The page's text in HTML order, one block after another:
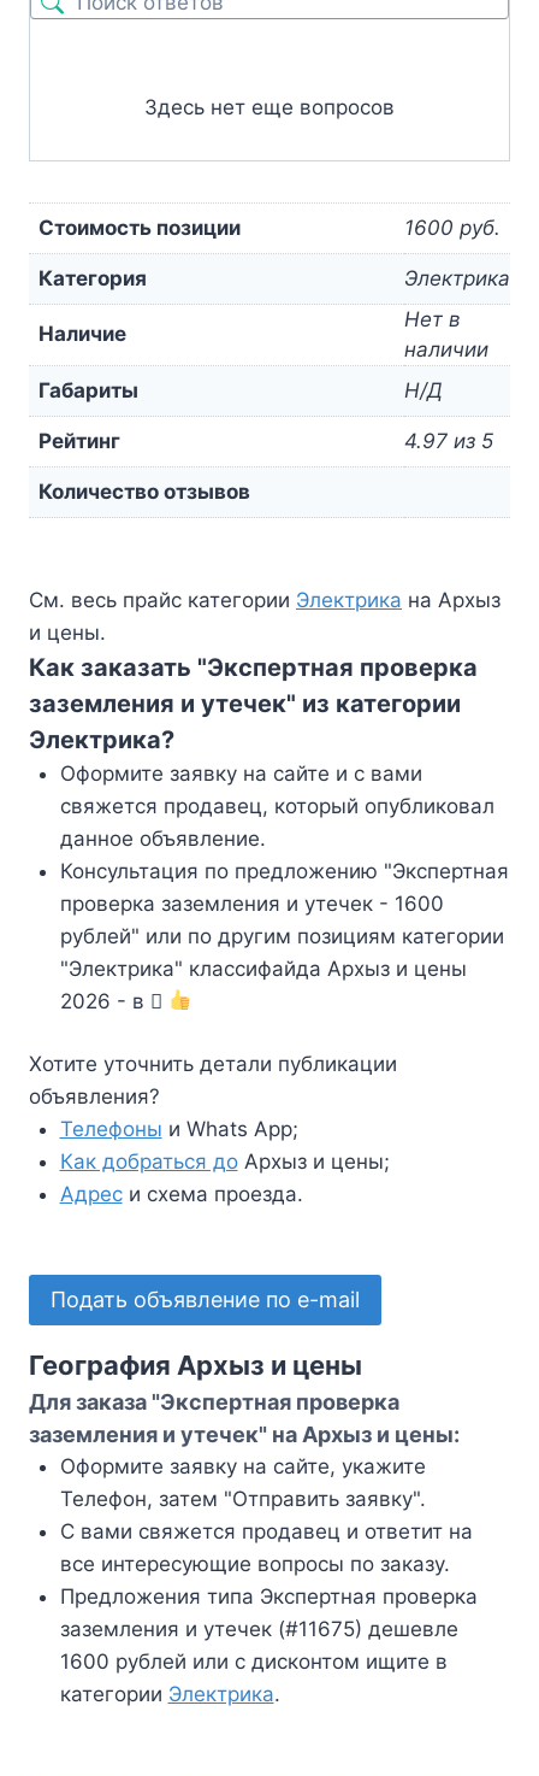
Здесь нет еще вопросов
Стоимость позиции 1600 руб.
Категория Электрика
Наличие
Нет в
наличии
Габариты
Н/Д
Рейтинг 4.97 из 5
Количество отзывов
См. весь прайс категории Электрика на Архыз
и цены.
Как заказать "Экспертная проверка
заземления и утечек" из категории
Электрика?
Оформите заявку на сайте и с вами
свяжется продавец, который опубликовал
данное объявление.
Консультация по предложению "Экспертная
проверка заземления и утечек - 1600
рублей" или по другим позициям категории
"Электрика" классифайда Архыз и цены
2026 - в
Хотите уточнить детали публикации
объявления?
Телефоны и Whats App;
Как добраться доАрхыз и цены;
Адреси схема проезда.
Подать объявление по e-mail
География Архыз и цены
Для заказа "Экспертная проверка
заземления и утечек" на Архыз и цены:
Оформите заявку на сайте, укажите
Телефон, затем "Отправить заявку".
С вами свяжется продавец и ответит на
все интересующие вопросы по заказу.
Предложения типа Экспертная проверка
заземления и утечек (#11675) дешевле
1600 рублей или с дисконтом ищите в
категории Электрика.